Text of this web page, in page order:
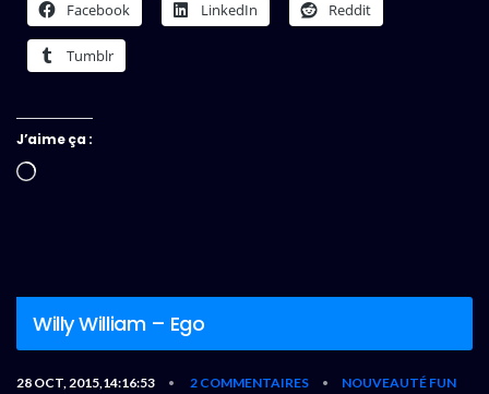
Facebook LinkedIn Reddit
Tumblr
J’aime ça :
Chargement…
Willy William – Ego
28 OCT, 2015,14:16:53 • 2 COMMENTAIRES •
NOUVEAUTÉ FUN